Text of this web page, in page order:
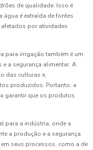
de qualidade. Isso é
água é extraída de fontes
por atividades
para irrigação também é um
a segurança alimentar. A
das culturas e,
produzidos. Portanto, a
garantir que os produtos
para a indústria, onde a
a produção e a segurança
seus processos, como a de